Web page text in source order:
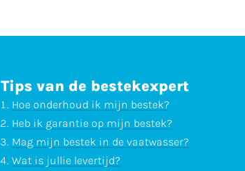
Tips van de bestekexpert
Hoe onderhoud ik mijn bestek?
Heb ik garantie op mijn bestek?
Mag mijn bestek in de vaatwasser?
Wat is jullie levertijd?